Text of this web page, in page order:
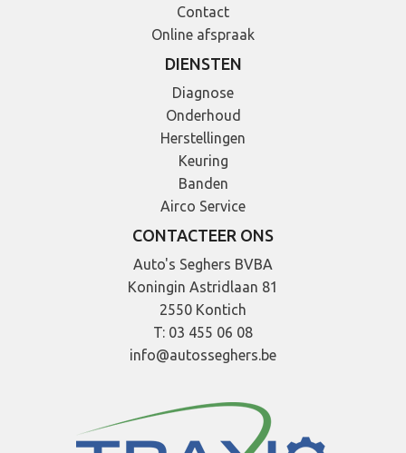
Contact
Online afspraak
DIENSTEN
Diagnose
Onderhoud
Herstellingen
Keuring
Banden
Airco Service
CONTACTEER ONS
Auto's Seghers BVBA
Koningin Astridlaan 81
2550 Kontich
T: 03 455 06 08
info@autosseghers.be